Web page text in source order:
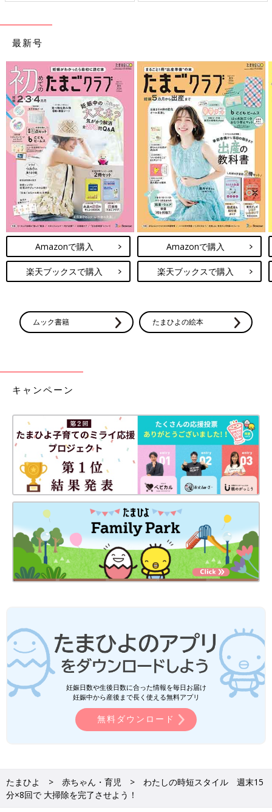
最新号
Amazonで購入
楽天ブックスで購入
Amazonで購入
楽天ブックスで購入
ムック書籍 たまひよの絵本
キャンペーン
妊娠日数や生後日数に合った情報を毎日お届け
妊娠中から産後まで長く使える無料アプリ
無料ダウンロード
たまひよ 赤ちゃん・育児
わたしの時短スタイル 週末15
分×8回で 大掃除を完了させよう！